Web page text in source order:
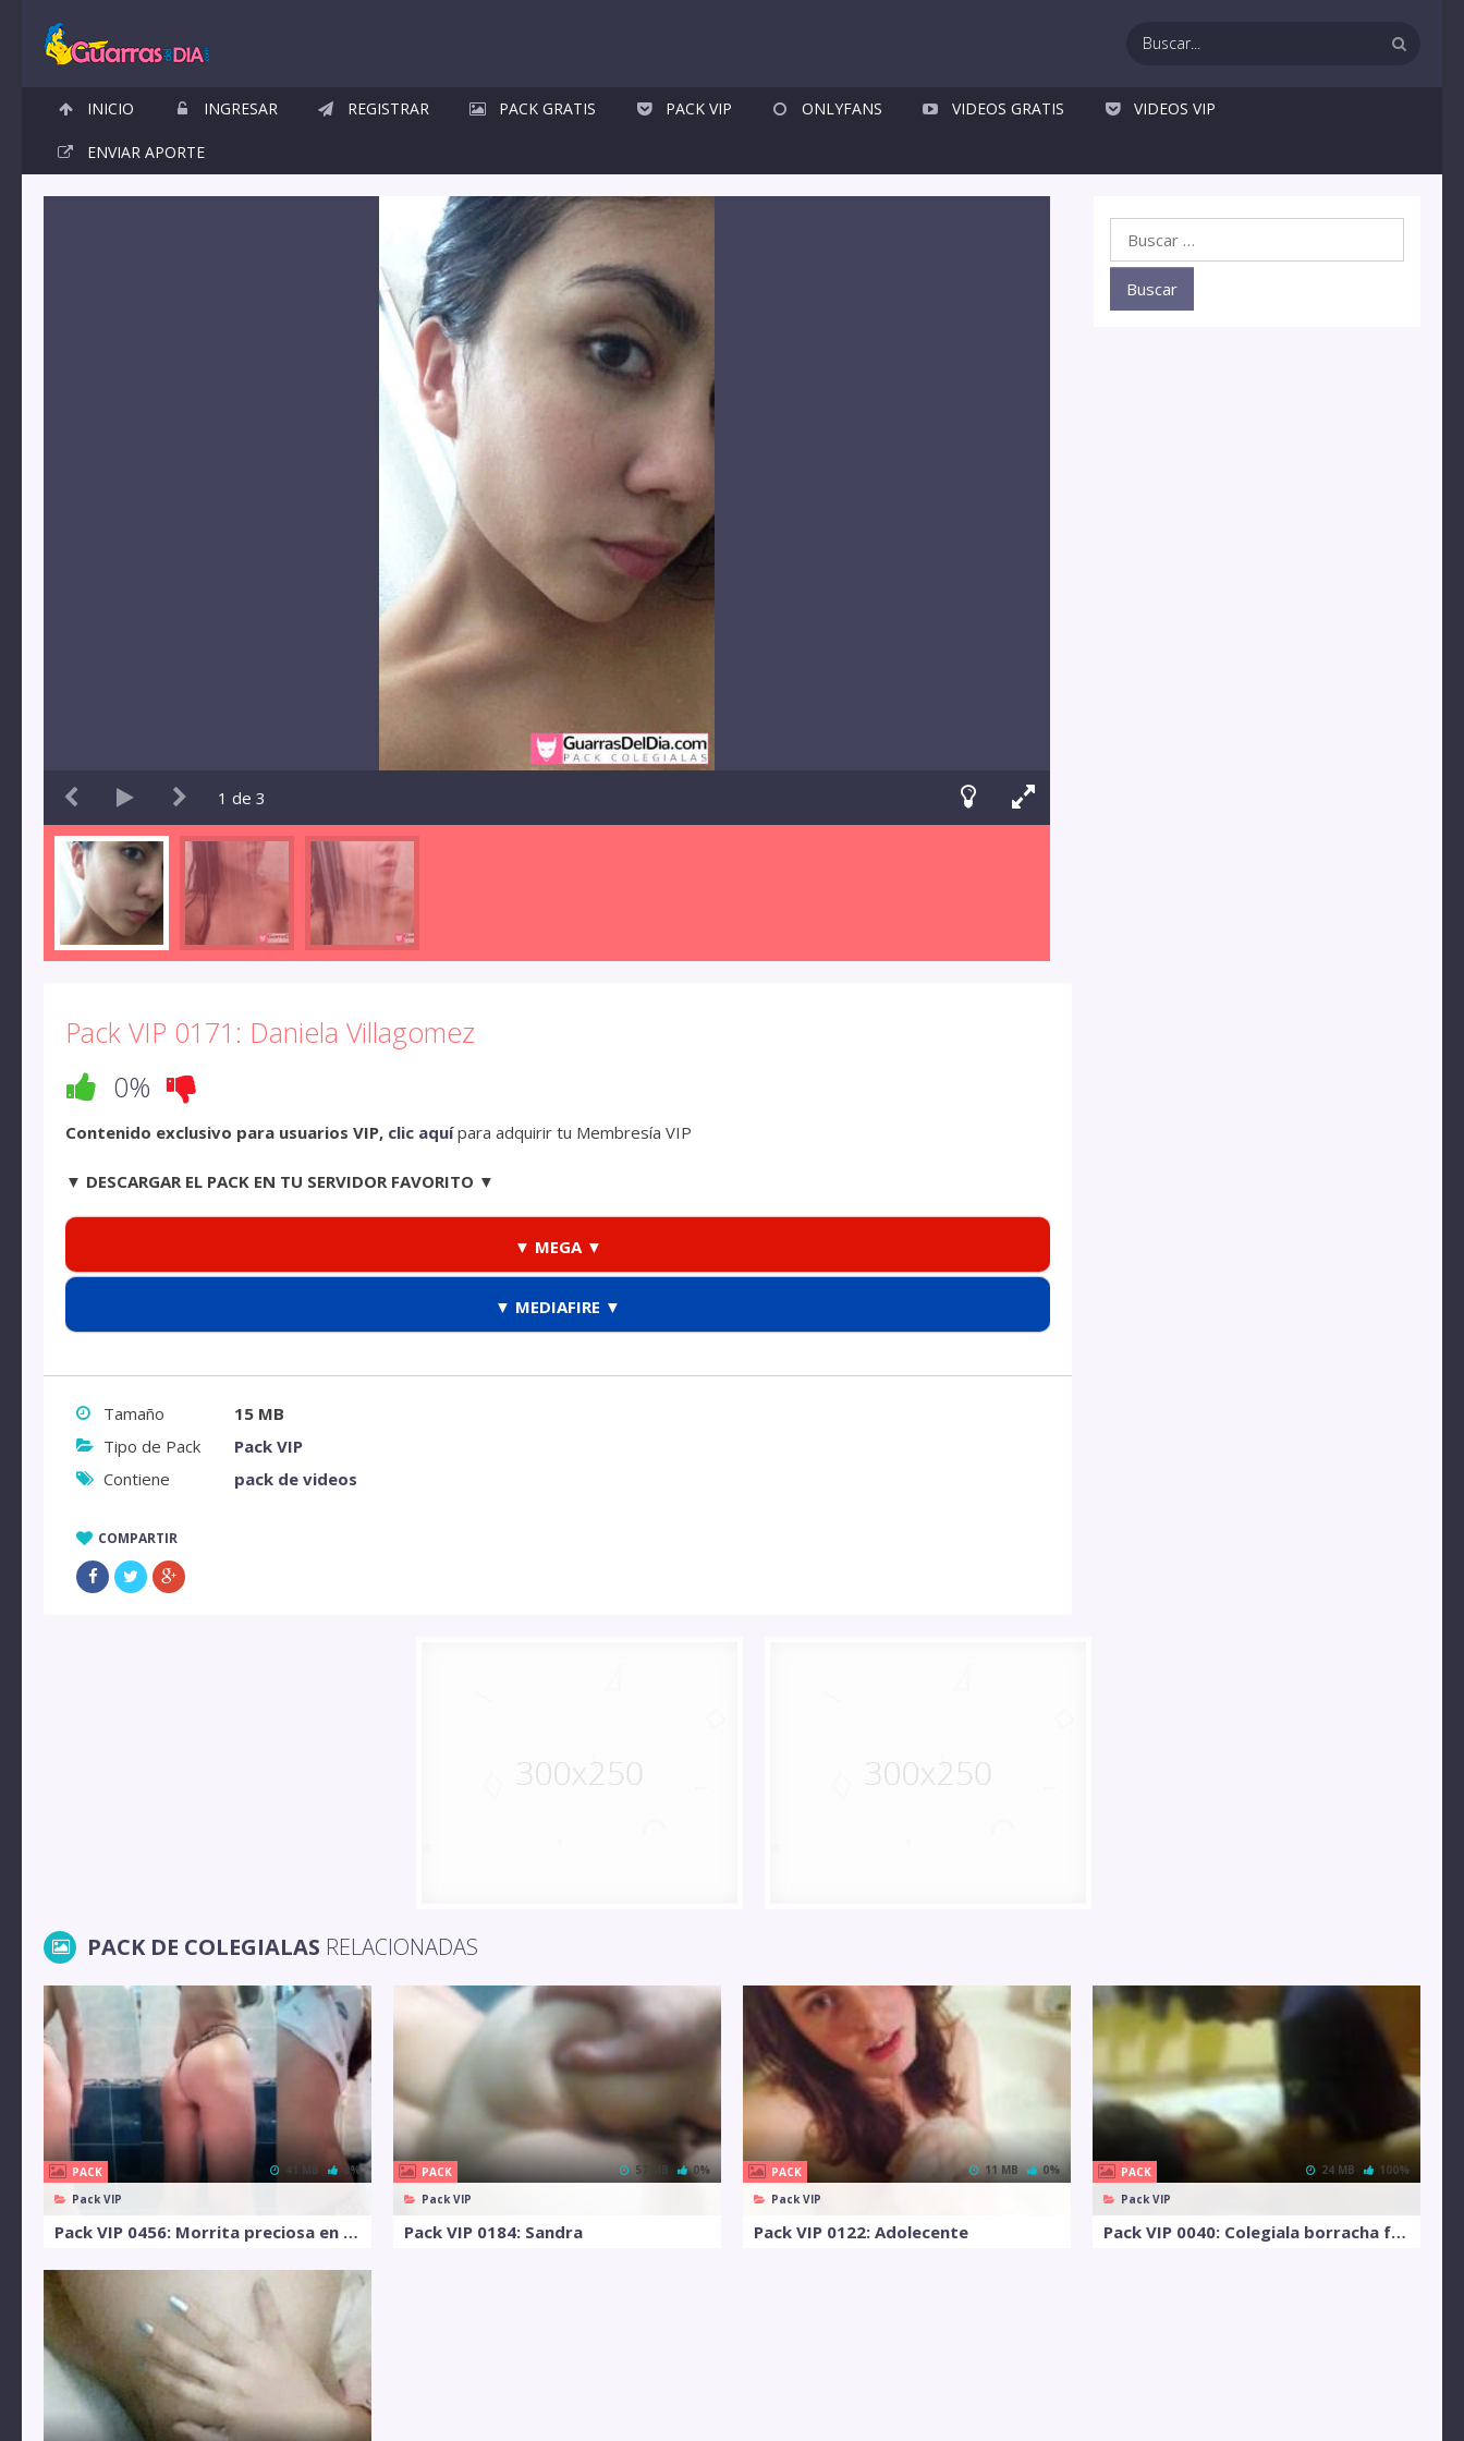
INICIO INGRESAR REGISTRAR PACK GRATIS PACK VIP ONLYFANS VIDEOS GRATIS VIDEOS VIP
ENVIAR APORTE
1 de 3
Pack VIP 0171: Daniela Villagomez
0%
Contenido exclusivo para usuarios VIP, clic aquípara adquirir tu Membresía VIP
▼ DESCARGAR EL PACK EN TU SERVIDOR FAVORITO ▼
▼ MEGA ▼
▼ MEDIAFIRE ▼
Tamaño
15 MB
Tipo de Pack
Pack VIP
Contiene
pack de videos
COMPARTIR
PACK DE COLEGIALAS RELACIONADAS
PACK
Pack VIP
41 MB 0%
Pack VIP 0456: Morrita preciosa en el baño
PACK
Pack VIP
57 MB 0%
Pack VIP 0184: Sandra
PACK
Pack VIP
11 MB 0%
Pack VIP 0122: Adolecente
PACK
Pack VIP
24 MB 100%
Pack VIP 0040: Colegiala borracha follada por amigos